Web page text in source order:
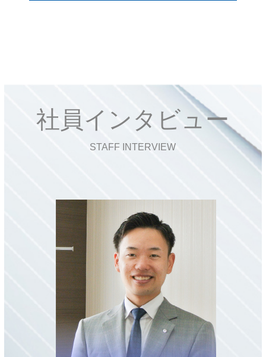
社員インタビュー
STAFF INTERVIEW